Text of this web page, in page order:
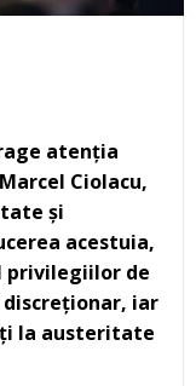
atenția
Ciolacu,
și
acestuia,
privilegiilor de
iar
la austeritate